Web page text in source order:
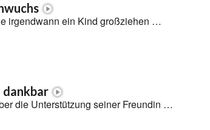
irgendwann ein Kind großziehen …
dankbar
die Unterstützung seiner Freundin …